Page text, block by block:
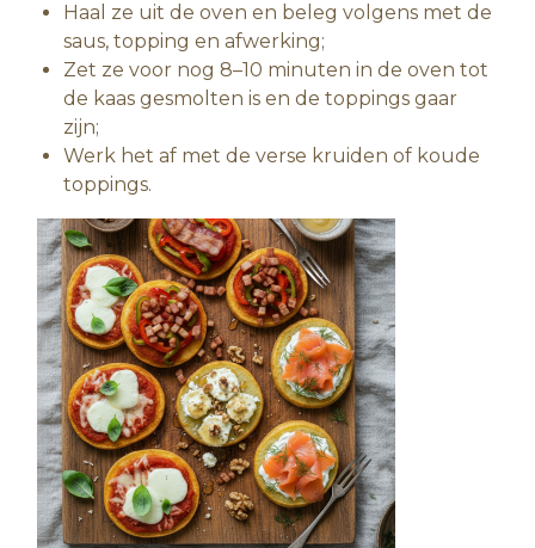
Haal ze uit de oven en beleg volgens met de
saus, topping en afwerking;
Zet ze voor nog 8–10 minuten in de oven tot
de kaas gesmolten is en de toppings gaar
zijn;
Werk het af met de verse kruiden of koude
toppings.